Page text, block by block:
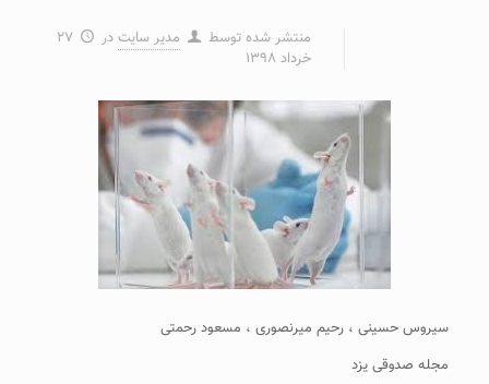
منتشر شده توسط مدیر سایت در
۲۷
خرداد ۱۳۹۸
سیروس حسینی ، رحیم میرنصوری ، مسعود رحمتی
مجله صدوقی یزد